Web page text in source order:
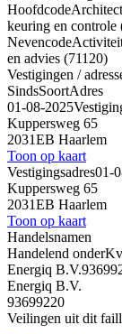
Hoofdcode
keuring en controle
Nevencode
en advies (71120)
Vestigingen /
SindsSoortAdres
01-08-2025
Kuppersweg 65
2031EB Haarlem
Toon op kaart
Vestigingsadres01-
Kuppersweg 65
2031EB Haarlem
Toon op kaart
Handelsnamen
Handelend onder
Energiq B.V.
Energiq B.V.
93699220
Veilingen uit dit